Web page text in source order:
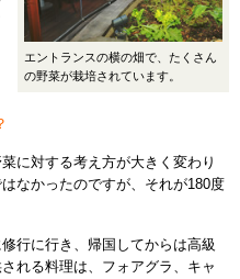
エントランスの横の畑で、たくさん
の野菜が栽培されています。
に対する考え方が大きく変わり
なかったのですが、それが180度
行に行き、帰国してからは高級
れる料理は、フォアグラ、キャ